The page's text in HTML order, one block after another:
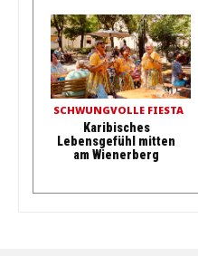
SCHWUNGVOLLE FIESTA
Karibisches
Lebensgefühl mitten
am Wienerberg